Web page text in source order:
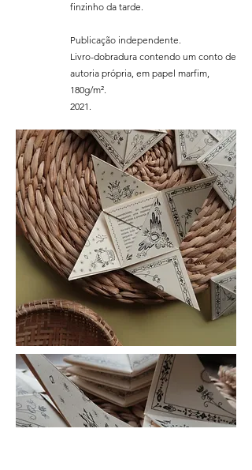
finzinho da tarde.
Publicação independente.
Livro-dobradura contendo um conto de
autoria própria, em papel marfim,
180g/m².
2021.